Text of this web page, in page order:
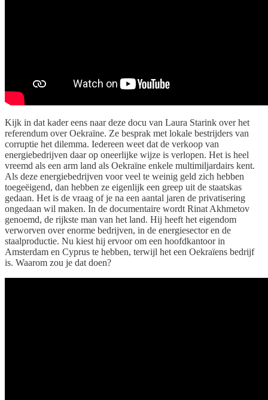
Kijk in dat kader eens naar deze docu van Laura Starink over het
referendum over Oekraïne. Ze besprak met lokale bestrijders van
corruptie het dilemma. Iedereen weet dat de verkoop van
energiebedrijven daar op oneerlijke wijze is verlopen. Het is heel
vreemd als een arm land als Oekraïne enkele multimiljardairs kent.
Als deze energiebedrijven voor veel te weinig geld zich hebben
toegeëigend, dan hebben ze eigenlijk een greep uit de staatskas
gedaan. Het is de vraag of je na een aantal jaren de privatisering
ongedaan wil maken. In de documentaire wordt Rinat Akhmetov
genoemd, de rijkste man van het land. Hij heeft het eigendom
verworven over enorme bedrijven, in de energiesector en de
staalproductie. Nu kiest hij ervoor om een hoofdkantoor in
Amsterdam en Cyprus te hebben, terwijl het een Oekraïens bedrijf
is. Waarom zou je dat doen?